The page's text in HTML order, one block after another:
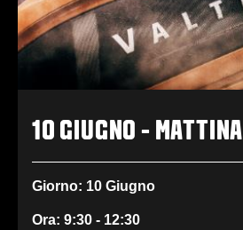
10 GIUGNO - MATTINA
Giorno: 10 Giugno
Ora: 9:30 - 12:30